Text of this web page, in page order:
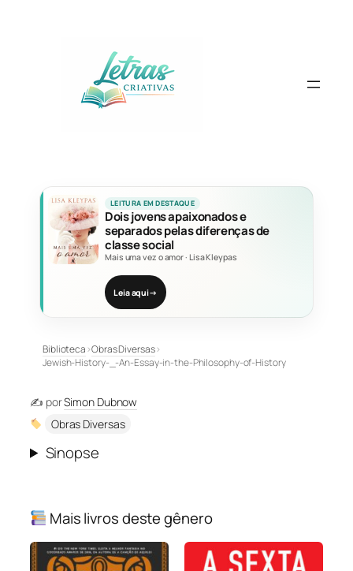
LEITURA EM DESTAQUE
Dois jovens apaixonados e
separados pelas diferenças de
classe social
Mais uma vez o amor· Lisa Kleypas
Leia aqui→
Biblioteca›Obras Diversas›
Jewish-History-_-An-Essay-in-the-Philosophy-of-History
✍️ porSimon Dubnow
Obras Diversas
Sinopse
Mais livros deste gênero